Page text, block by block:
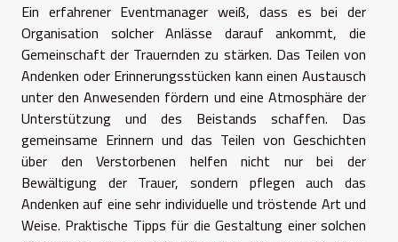
Ein erfahrener Eventmanager weiß, dass es bei der
Organisation solcher Anlässe darauf ankommt, die
Gemeinschaft der Trauernden zu stärken. Das Teilen von
Andenken oder Erinnerungsstücken kann einen Austausch
unter den Anwesenden fördern und eine Atmosphäre der
Unterstützung und des Beistands schaffen. Das
gemeinsame Erinnern und das Teilen von Geschichten
über den Verstorbenen helfen nicht nur bei der
Bewältigung der Trauer, sondern pflegen auch das
Andenken auf eine sehr individuelle und tröstende Art und
Weise. Praktische Tipps für die Gestaltung einer solchen